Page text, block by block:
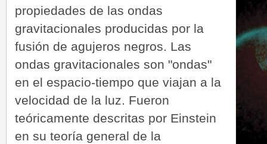
propiedades de las ondas
gravitacionales producidas por la
fusión de agujeros negros. Las
ondas gravitacionales son "ondas"
en el espacio-tiempo que viajan a la
velocidad de la luz. Fueron
teóricamente descritas por Einstein
en su teoría general de la